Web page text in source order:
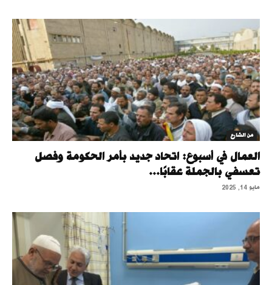
من الشارع
العمال في أسبوع: اتحاد جديد بأمر الحكومة وفصل
تعسفي بالجملة عقابًا...
مايو 14, 2025